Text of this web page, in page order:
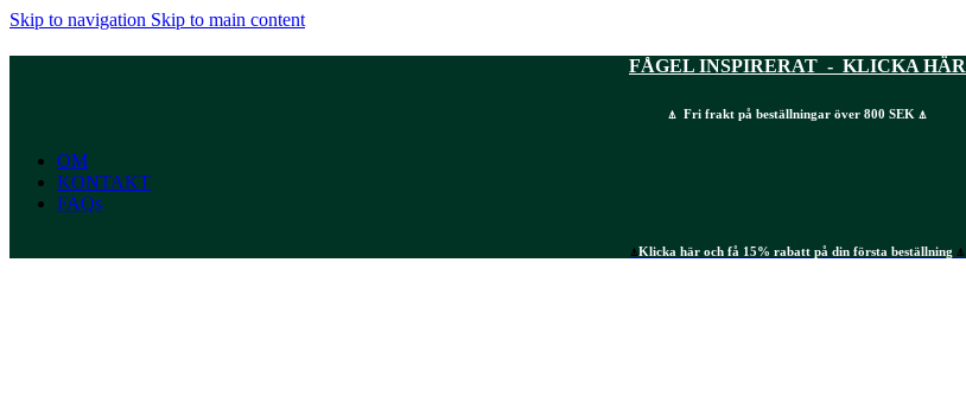
Skip to navigation Skip to main content
FÅGEL INSPIRERAT - KLICKA HÄR
⍋ Fri frakt på beställningar över 800 SEK ⍋
OM
KONTAKT
FAQs
⍋Klicka här och få 15% rabatt på din första beställning ⍋